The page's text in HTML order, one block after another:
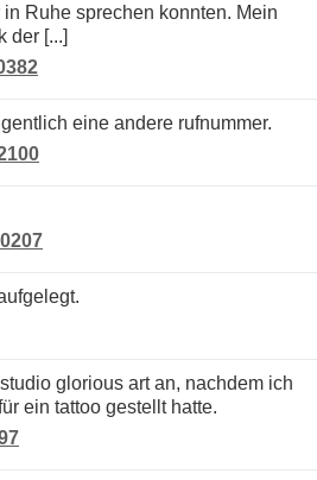
Ruhe sprechen konnten. Mein
der [...]
eine andere rufnummer.
ein tattoo gestellt hatte.